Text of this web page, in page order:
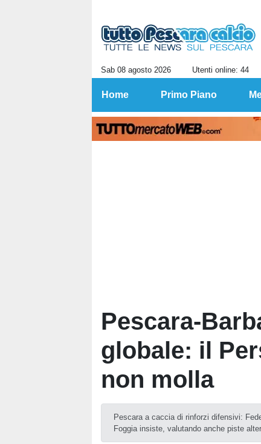
Sab 08 agosto 2026 Utenti online: 44
Home Primo Piano
Pescara-
globale: il
non molla
Pescara a caccia di rinforzi difensivi:
Foggia insiste, valutando anche piste